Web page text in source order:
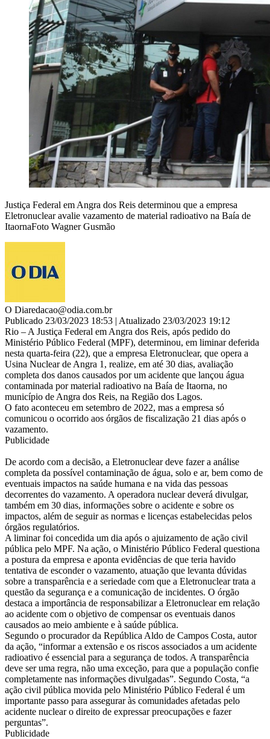
Justiça Federal em Angra dos Reis determinou que a empresa
Eletronuclear avalie vazamento de material radioativo na Baía de
ItaornaFoto Wagner Gusmão
O Diaredacao@odia.com.br
Publicado 23/03/2023 18:53 | Atualizado 23/03/2023 19:12
Rio – A Justiça Federal em Angra dos Reis, após pedido do
Ministério Público Federal (MPF), determinou, em liminar deferida
nesta quarta-feira (22), que a empresa Eletronuclear, que opera a
Usina Nuclear de Angra 1, realize, em até 30 dias, avaliação
completa dos danos causados por um acidente que lançou água
contaminada por material radioativo na Baía de Itaorna, no
município de Angra dos Reis, na Região dos Lagos.
O fato aconteceu em setembro de 2022, mas a empresa só
comunicou o ocorrido aos órgãos de fiscalização 21 dias após o
vazamento.
Publicidade
De acordo com a decisão, a Eletronuclear deve fazer a análise
completa da possível contaminação de água, solo e ar, bem como de
eventuais impactos na saúde humana e na vida das pessoas
decorrentes do vazamento. A operadora nuclear deverá divulgar,
também em 30 dias, informações sobre o acidente e sobre os
impactos, além de seguir as normas e licenças estabelecidas pelos
órgãos regulatórios.
A liminar foi concedida um dia após o ajuizamento de ação civil
pública pelo MPF. Na ação, o Ministério Público Federal questiona
a postura da empresa e aponta evidências de que teria havido
tentativa de esconder o vazamento, atuação que levanta dúvidas
sobre a transparência e a seriedade com que a Eletronuclear trata a
questão da segurança e a comunicação de incidentes. O órgão
destaca a importância de responsabilizar a Eletronuclear em relação
ao acidente com o objetivo de compensar os eventuais danos
causados ao meio ambiente e à saúde pública.
Segundo o procurador da República Aldo de Campos Costa, autor
da ação, “informar a extensão e os riscos associados a um acidente
radioativo é essencial para a segurança de todos. A transparência
deve ser uma regra, não uma exceção, para que a população confie
completamente nas informações divulgadas”. Segundo Costa, “a
ação civil pública movida pelo Ministério Público Federal é um
importante passo para assegurar às comunidades afetadas pelo
acidente nuclear o direito de expressar preocupações e fazer
perguntas”.
Publicidade